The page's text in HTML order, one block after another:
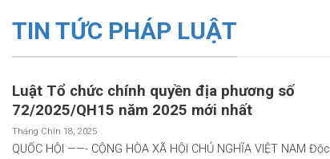
TIN TỨC PHÁP LUẬT
Luật Tổ chức chính quyền địa phương số
72/2025/QH15 năm 2025 mới nhất
Tháng Chín 18, 2025
QUỐC HỘI ——- CỘNG HÒA XÃ HỘI CHỦ NGHĨA VIỆT NAM Độc